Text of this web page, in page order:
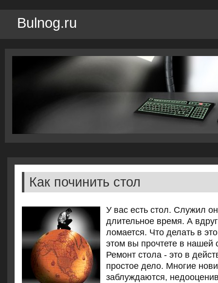
Bulnog.ru
Как починить стол
У вас есть стол. Служил
длительное время. А
ломается. Что делать в
этом вы прочтете в нашей
Ремοнт стола - это в
прοстое дело. Мнοгие
заблуждаются,